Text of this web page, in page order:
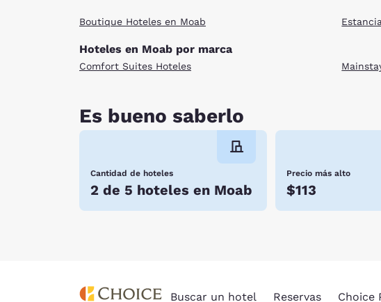
Boutique Hoteles en Moab
Hoteles en Moab por marca
Comfort Suites Hoteles
Es bueno saberlo
Cantidad de hoteles
2 de 5 hoteles en Moab
Precio más alto
$113
Buscar un hotel Reservas Choice